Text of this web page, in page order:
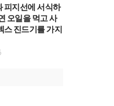
피지선에 서식하
오일을 먹고 사
스 진드기를 가지